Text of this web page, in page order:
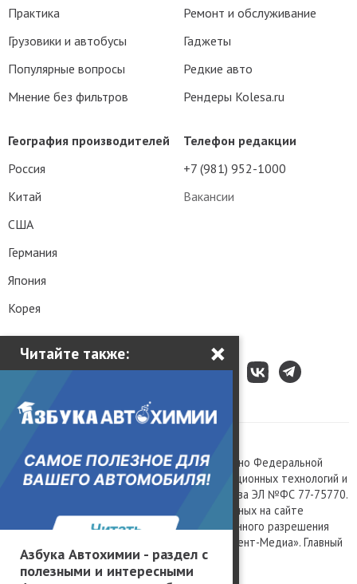
Читайте также: ×
Азбука Автохимии - раздел с
полезными и интересными
Телефон редакции
+7 (981) 952-1000
Вакансии
Практика
Грузовики и автобусы
Популярные вопросы
Мнение без фильтров
Ремонт и обслуживание
Гаджеты
Редкие авто
Рендеры Kolesa.ru
География производителей
Россия
Китай
США
Германия
Япония
Корея
Сетевое издание «Kolesa.ru», зарегистрировано Федеральной
службой по надзору в сфере связи, информационных технологий и
массовых коммуникаций, номер свидетельства ЭЛ №ФС 77-75770.
Любое использование материалов, размещенных на сайте
www.kolesa.ru, допускается только с письменного разрешения
правообладателя. Учредитель ООО «Президент-Медиа». Главный
редактор Баландин М.А. 0+